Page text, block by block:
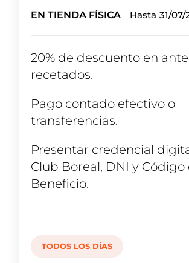
EN TIENDA FÍSICA Hasta 31/07/
20% de descuento en
recetados.
Pago contado efectivo o
transferencias.
Presentar credencial
Club Boreal, DNI y Código
Beneficio.
TODOS LOS DÍAS